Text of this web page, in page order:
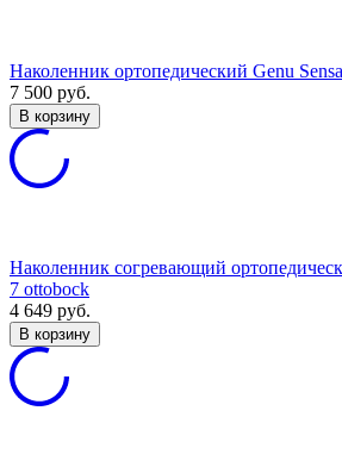
Наколенник ортопедический Genu
7 500 руб.
В корзину
Наколенник согревающий
7 ottobock
4 649 руб.
В корзину